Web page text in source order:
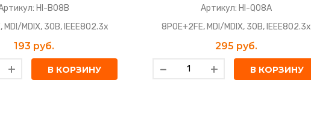
HI-B08B
MDI/MDIX, 30В, IEEE802.3x
193 руб.
+ В КОРЗИНУ
Артикул: HI-Q08A
8POE+2FE, MDI/MDIX, 30В, IEEE802.3x
295 руб.
- + В КОРЗИНУ